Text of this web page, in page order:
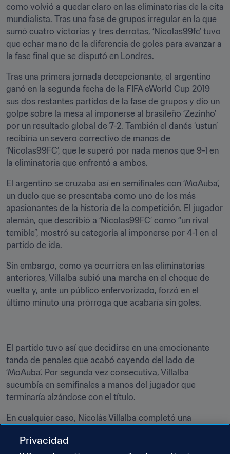
como volvió a quedar claro en las eliminatorias de la cita
mundialista. Tras una fase de grupos irregular en la que
sumó cuatro victorias y tres derrotas, ‘Nicolas99fc’ tuvo
que echar mano de la diferencia de goles para avanzar a
la fase final que se disputó en Londres.
Tras una primera jornada decepcionante, el argentino
ganó en la segunda fecha de la FIFA eWorld Cup 2019
sus dos restantes partidos de la fase de grupos y dio un
golpe sobre la mesa al imponerse al brasileño ‘Zezinho’
por un resultado global de 7-2. También el danés ‘ustun’
recibiría un severo correctivo de manos de
‘Nicolas99FC’, que le superó por nada menos que 9-1 en
la eliminatoria que enfrentó a ambos.
El argentino se cruzaba así en semifinales con ‘MoAuba’,
un duelo que se presentaba como uno de los más
apasionantes de la historia de la competición. El jugador
alemán, que describió a ‘Nicolas99FC’ como “un rival
temible”, mostró su categoría al imponerse por 4-1 en el
partido de ida.
Sin embargo, como ya ocurriera en las eliminatorias
anteriores, Villalba subió una marcha en el choque de
vuelta y, ante un público enfervorizado, forzó en el
último minuto una prórroga que acabaría sin goles.
El partido tuvo así que decidirse en una emocionante
tanda de penales que acabó cayendo del lado de
‘MoAuba’. Por segunda vez consecutiva, Villalba
sucumbía en semifinales a manos del jugador que
terminaría alzándose con el título.
En cualquier caso, Nicolás Villalba completó una
logros:
Privacidad